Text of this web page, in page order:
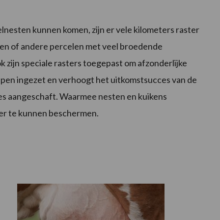
kunnen komen, zijn er vele kilometers raster
of andere percelen met veel broedende
speciale rasters toegepast om afzonderlijke
ingezet en verhoogt het uitkomstsucces van de
aangeschaft. Waarmee nesten en kuikens
te kunnen beschermen.